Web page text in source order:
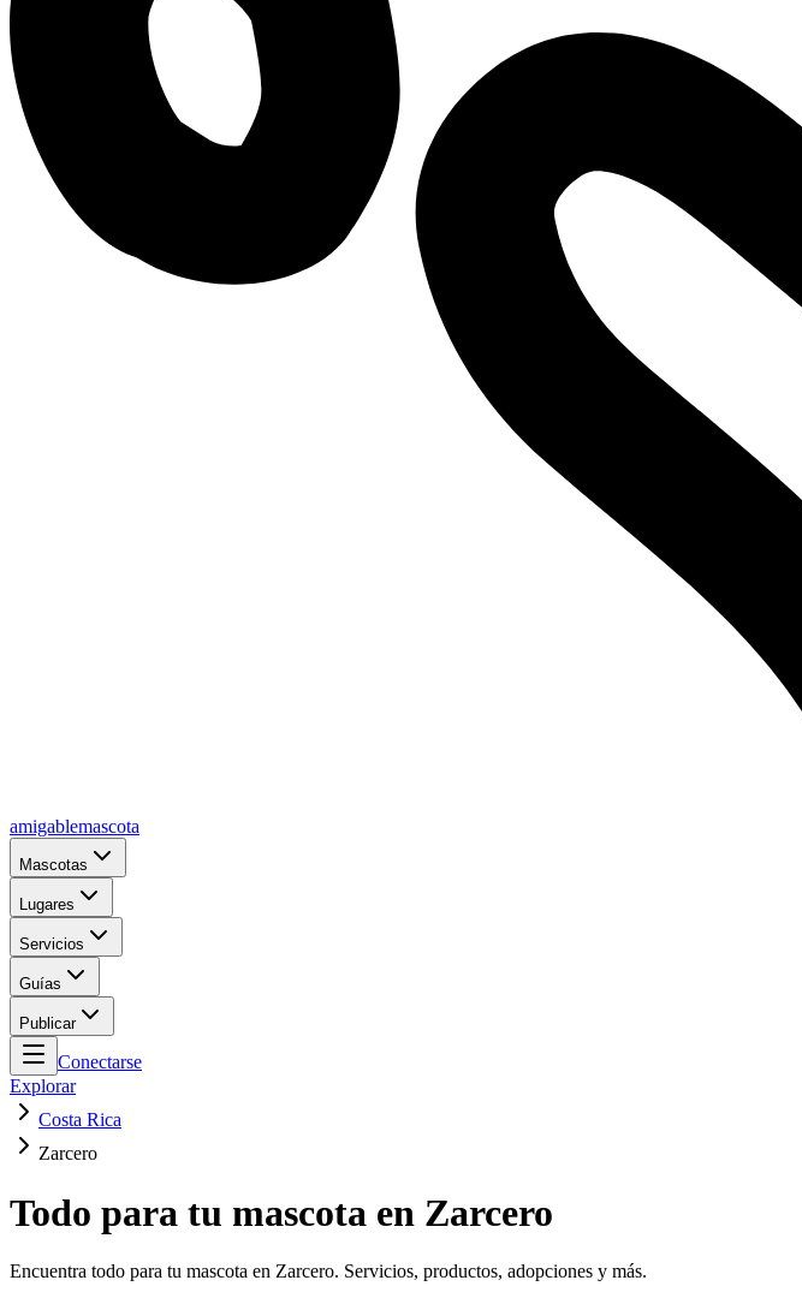
amigablemascota
Mascotas
Lugares
Servicios
Guías
Publicar
Conectarse
Explorar
Costa Rica
Zarcero
Todo para tu mascota en Zarcero
Encuentra todo para tu mascota en Zarcero. Servicios, productos, adopciones y más.